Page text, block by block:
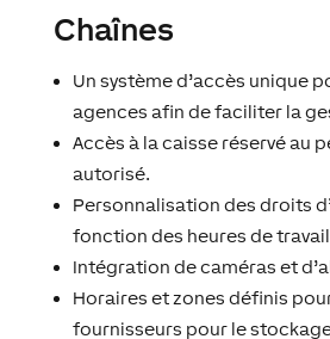
Chaînes
Un système d’accès unique
agences afin de faciliter la
Accès à la caisse réservé au
autorisé.
Personnalisation des droits
fonction des heures de
Intégration de caméras et
Horaires et zones définis
fournisseurs pour le